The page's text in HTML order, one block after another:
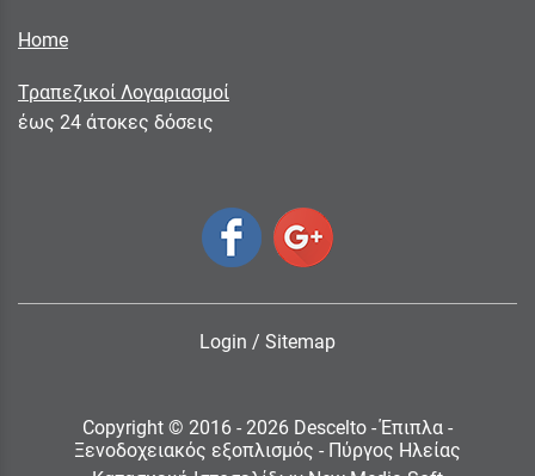
Home
Τραπεζικοί Λογαριασμοί
έως 24 άτοκες δόσεις
Login / Sitemap
Copyright © 2016 - 2026 Descelto - Έπιπλα -
Ξενοδοχειακός εξοπλισμός - Πύργος Ηλείας